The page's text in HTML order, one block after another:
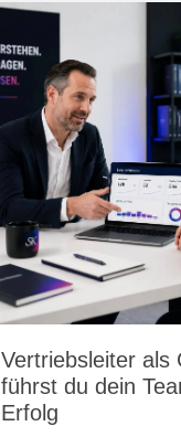
Vertriebsleiter als
führst du dein
Erfolg